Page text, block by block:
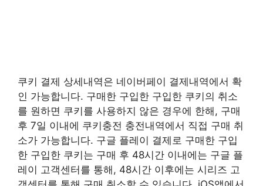
쿠키 결제 상세내역은 네이버페이 결제내역에서 확
인 가능합니다. 구매한 구입한 구입한 쿠키의 취소
를 원하면 쿠키를 사용하지 않은 경우에 한해, 구매
후 7일 이내에 쿠키충전 충전내역에서 직접 구매 취
소가 가능합니다. 구글 플레이 결제로 구매한 구입
한 구입한 쿠키는 구매 후 48시간 이내에는 구글 플
레이 고객센터를 통해, 48시간 이후에는 시리즈 고